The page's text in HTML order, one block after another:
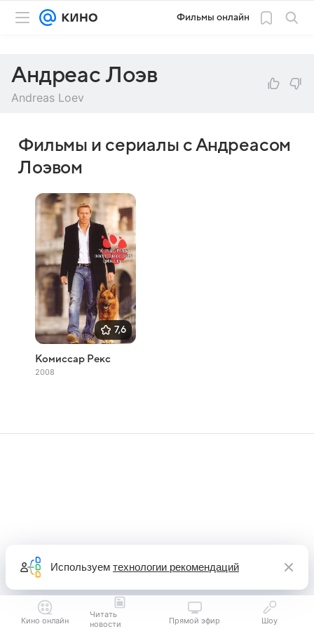
Фильмы онлайн
Андреас Лоэв
Andreas Loev
Фильмы и сериалы с Андреасом
Лоэвом
7,6
Комиссар Рекс
2008
Кино онлайн
Читать
новости
Прямой эфир Шоу
Используем технологии рекомендаций